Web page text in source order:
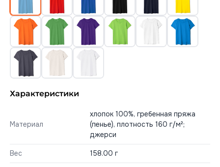
Характеристики
Материал
хлопок 100%, гребенная пряжа
(пенье), плотность 160 г/м²;
джерси
Вес 158.00 г